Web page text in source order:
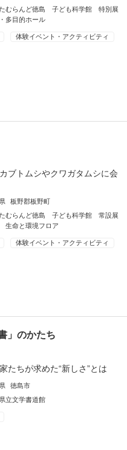
むらんど徳島 子ども科学館 特別展
多目的ホール
体験イベント・アクティビティ
ブトムシやクワガタムシに会
板野郡板野町
むらんど徳島 子ども科学館 常設展
生命と環境フロア
体験イベント・アクティビティ
」のかたち
たちが求めた“新しさ”とは
徳島市
立文学書道館